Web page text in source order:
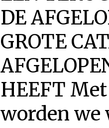
DE
GROTE
HEEFT
worden we